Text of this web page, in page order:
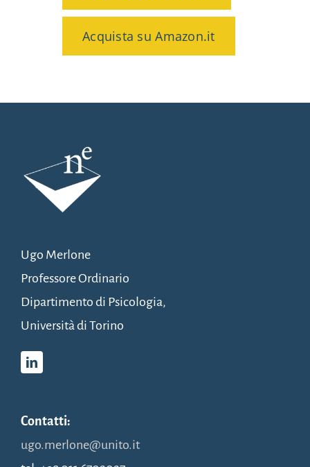
Acquista su Amazon.it
Ugo Merlone
Professore Ordinario
Dipartimento di Psicologia,
Università di Torino
Contatti:
ugo.merlone@unito.it